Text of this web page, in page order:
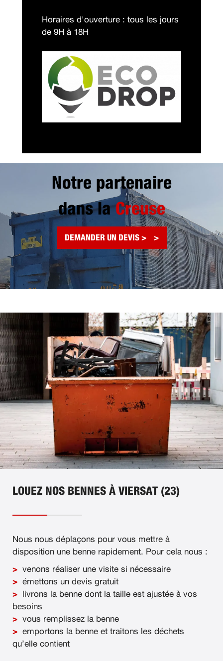
Horaires d'ouverture : tous les jours
de 9H à 18H
Notre partenaire
dans laCreuse
DEMANDER UN DEVIS >
LOUEZ NOS BENNES À VIERSAT (23)
Nous nous déplaçons pour vous mettre à
disposition une benne rapidement. Pour cela nous :
venons réaliser une visite si nécessaire
émettons un devis gratuit
livrons la benne dont la taille est ajustée à vos
besoins
vous remplissez la benne
emportons la benne et traitons les déchets
qu’elle contient